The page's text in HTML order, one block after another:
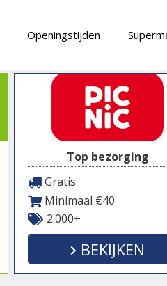
Openingstijden
Top bezorging
Gratis
Minimaal €40
2.000+
BEKIJKEN